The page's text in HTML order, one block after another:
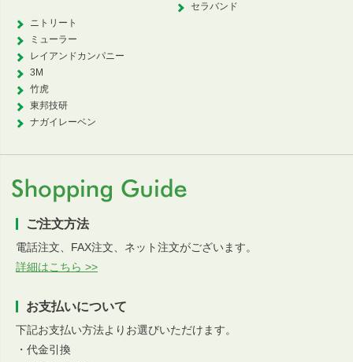
セラバンド
ニトリート
ミューラー
レイアンドカンパニー
3M
竹虎
東邦技研
ナガイレーベン
ご注文方法
電話注文、FAX注文、ネット注文がございます。
詳細はこちら >>
お支払いについて
下記お支払い方法よりお選びいただけます。
・代金引換